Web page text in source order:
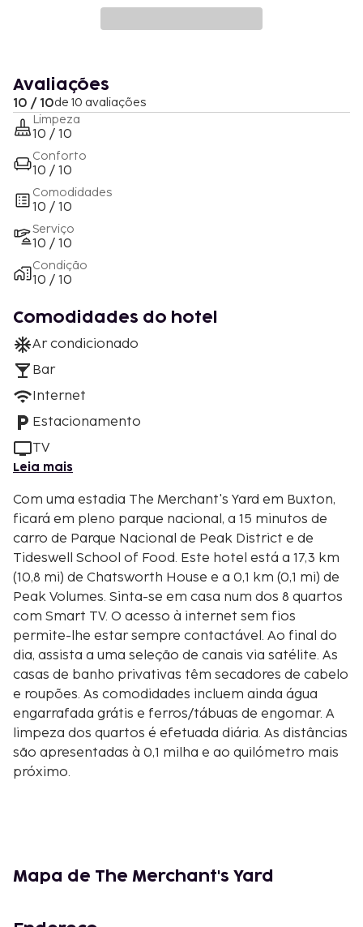
Avaliações
10 / 10de 10 avaliações
Limpeza
10 / 10
Conforto
10 / 10
Comodidades
10 / 10
Serviço
10 / 10
Condição
10 / 10
Comodidades do hotel
Ar condicionado
Bar
Internet
Estacionamento
TV
Leia mais
Com uma estadia The Merchant's Yard em Buxton,
ficará em pleno parque nacional, a 15 minutos de
carro de Parque Nacional de Peak District e de
Tideswell School of Food. Este hotel está a 17,3 km
(10,8 mi) de Chatsworth House e a 0,1 km (0,1 mi) de
Peak Volumes. Sinta-se em casa num dos 8 quartos
com Smart TV. O acesso à internet sem fios
permite-lhe estar sempre contactável. Ao final do
dia, assista a uma seleção de canais via satélite. As
casas de banho privativas têm secadores de cabelo
e roupões. As comodidades incluem ainda água
engarrafada grátis e ferros/tábuas de engomar. A
limpeza dos quartos é efetuada diária. As distâncias
são apresentadas à 0,1 milha e ao quilómetro mais
próximo.
mi
Mapa de The Merchant's Yard